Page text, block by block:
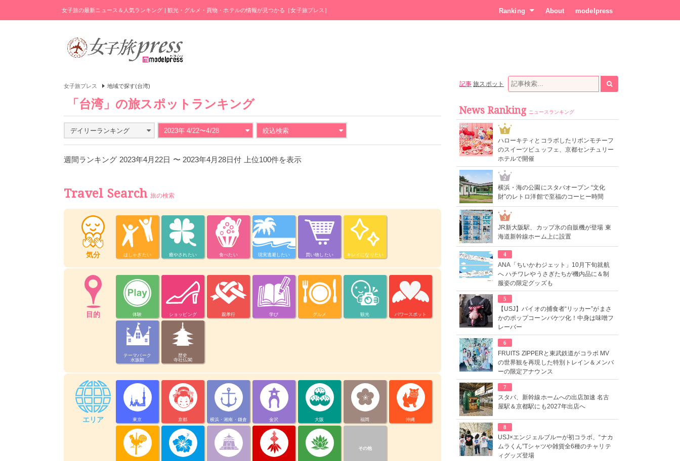
女子旅の最新ニュース＆人気ランキング | 観光・グルメ・買物・ホテルの情報が見つかる［女子旅プレス］ Ranking About modelpress
女子旅プレス 地域で探す(台湾)
「台湾」の旅スポットランキング
デイリーランキング 2023年 4/22〜4/28 絞込検索
週間ランキング 2023年4月22日 〜 2023年4月28日付 上位100件を表示
Travel Search 旅の検索
気分 はしゃぎたい 癒やされたい 食べたい 現実逃避したい 買い物したい キレイになりたい
目的 体験 ショッピング 親孝行 学び グルメ 観光 パワースポット
テーマパーク
水族館
歴史
寺社仏閣
エリア 東京 京都 横浜・湘南・鎌倉 金沢 大阪 福岡 沖縄
その他
記事 旅スポット
News Ranking ニュースランキング
1
ハローキティとコラボしたリボンモチーフ
のスイーツビュッフェ、京都センチュリー
ホテルで開催
2
横浜・海の公園にスタバオープン “文化
財”のレトロ洋館で至福のコーヒー時間
3
JR新大阪駅、カップ氷の自販機が登場 東
海道新幹線ホーム上に設置
4
ANA「ちいかわジェット」10月下旬就航
へ ハチワレやうさぎたちが機内品に＆制
服姿の限定グッズも
5
【USJ】バイオの捕食者“リッカー”がまさ
かのポップコーンバケツ化！中身は味噌フ
レーバー
6
FRUITS ZIPPERと東武鉄道がコラボ MV
の世界観を再現した特別トレイン＆メンバ
ーの限定アナウンス
7
スタバ、新幹線ホームへの出店加速 名古
屋駅＆京都駅にも2027年出店へ
8
USJ×エンジェルブルーが初コラボ、“ナカ
ムラくん”Tシャツや雑貨全6種のチャリテ
ィグッズ登場